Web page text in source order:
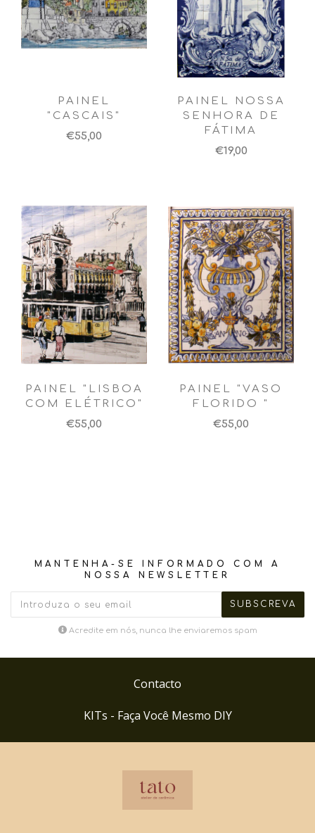
PAINEL
"CASCAIS"
€55,00
PAINEL NOSSA
SENHORA DE
FÁTIMA
€19,00
PAINEL "LISBOA
COM ELÉTRICO"
€55,00
PAINEL "VASO
FLORIDO "
€55,00
MANTENHA-SE INFORMADO COM A
NOSSA NEWSLETTER
Acredite em nós, nunca lhe enviaremos spam
Contacto
KITs - Faça Você Mesmo DIY